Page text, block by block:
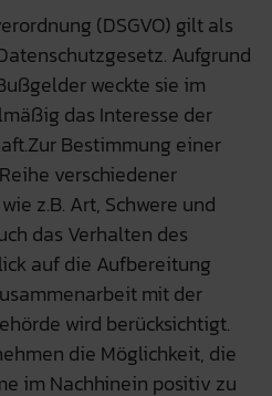
(DSGVO) gilt als
Aufgrund
weckte sie im
das Interesse der
Bestimmung einer
verschiedener
z.B. Art, Schwere und
das Verhalten des
auf die Aufbereitung
mit der
wird berücksichtigt.
die Möglichkeit, die
im Nachhinein positiv zu